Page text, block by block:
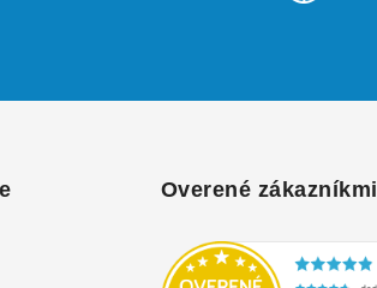
Overené zákazníkmi